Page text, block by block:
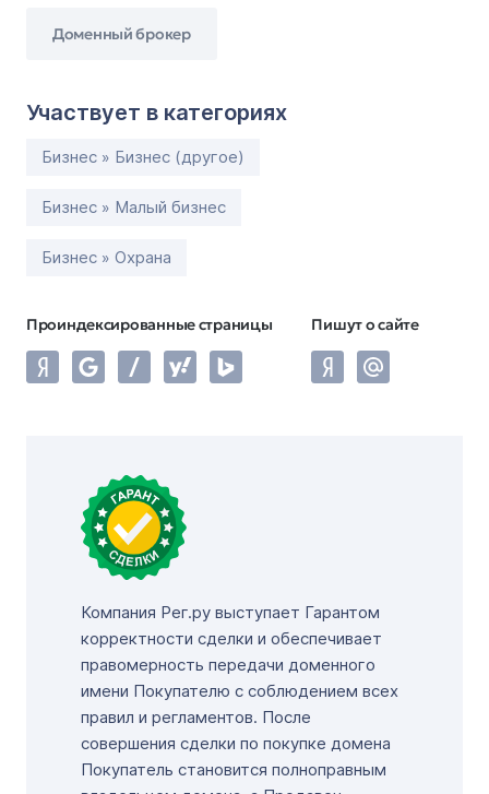
Доменный брокер
Участвует в категориях
Бизнес » Бизнес (другое)
Бизнес » Малый бизнес
Бизнес » Охрана
Проиндексированные страницы Пишут о сайте
Компания Рег.ру выступает Гарантом
корректности сделки и обеспечивает
правомерность передачи доменного
имени Покупателю с соблюдением всех
правил и регламентов. После
совершения сделки по покупке домена
Покупатель становится полноправным